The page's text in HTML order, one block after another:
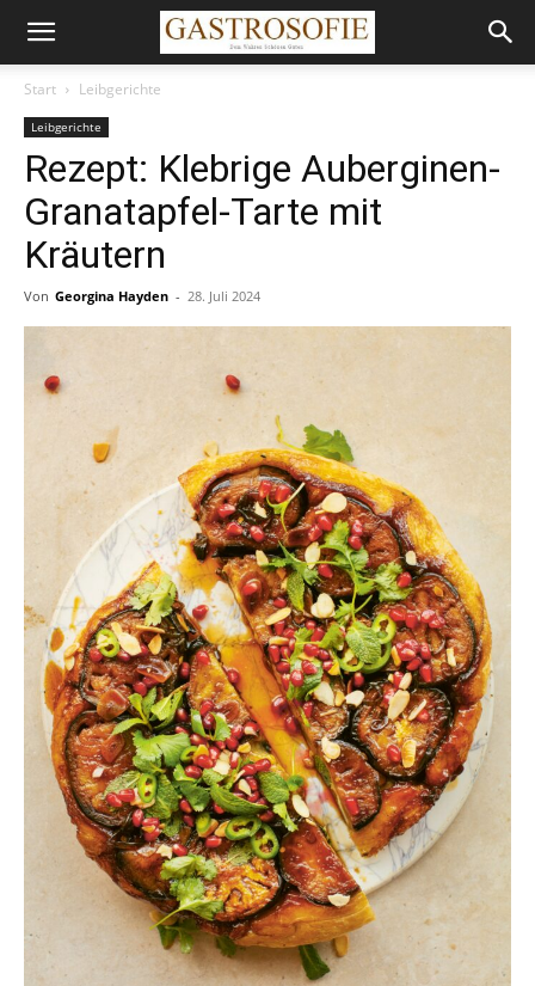
Start Leibgerichte
Leibgerichte
Rezept: Klebrige Auberginen-
Granatapfel-Tarte mit
Kräutern
Von Georgina Hayden - 28. Juli 2024